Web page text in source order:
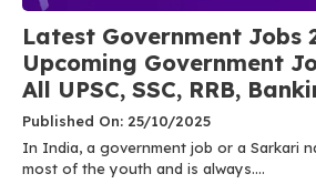
Latest Government Jobs
Upcoming Government
All UPSC, SSC, RRB,
Published On: 25/10/2025
In India, a government job or a Sarkari
most of the youth and is always....